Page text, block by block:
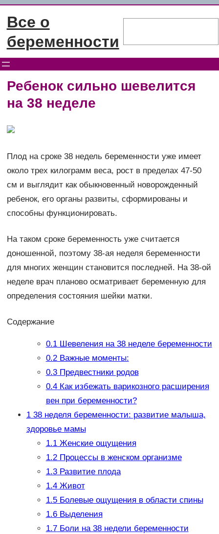
Перейти
содержимому
Все о
беременности
Ребенок сильно шевелится
на 38 неделе
Плод на сроке 38 недель беременности уже имеет
около трех килограмм веса, рост в пределах 47-50
см и выглядит как обыкновенный новорожденный
ребенок, его органы развиты, сформированы и
способны функционировать.
На таком сроке беременность уже считается
доношенной, поэтому 38-ая неделя беременности
для многих женщин становится последней. На 38-ой
неделе врач планово осматривает беременную для
определения состояния шейки матки.
Содержание
0.1Шевеления на 38 неделе беременности
0.2Важные моменты:
0.3Предвестники родов
0.4Как избежать варикозного расширения
вен при беременности?
138 неделя беременности: развитие малыша,
здоровье мамы
1.1Женские ощущения
1.2Процессы в женском организме
1.3Развитие плода
1.4Живот
1.5Болевые ощущения в области спины
1.6Выделения
1.7Боли на 38 недели беременности